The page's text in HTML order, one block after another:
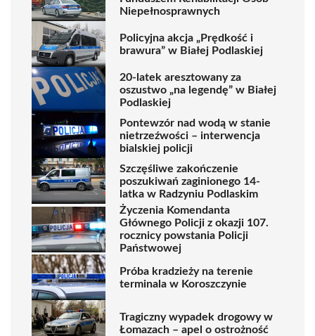
Niepełnosprawnych
Policyjna akcja „Prędkość i
brawura” w Białej Podlaskiej
20-latek aresztowany za
oszustwo „na legendę” w Białej
Podlaskiej
Pontewzór nad wodą w stanie
nietrzeźwości – interwencja
bialskiej policji
Szczęśliwe zakończenie
poszukiwań zaginionego 14-
latka w Radzyniu Podlaskim
Życzenia Komendanta
Głównego Policji z okazji 107.
rocznicy powstania Policji
Państwowej
Próba kradzieży na terenie
terminala w Koroszczynie
Tragiczny wypadek drogowy w
Łomazach – apel o ostrożność